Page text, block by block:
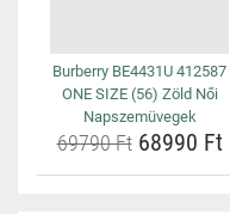
Burberry BE4431U 412587
ONE SIZE (56) Zöld Női
Napszemüvegek
69790 Ft68990 Ft